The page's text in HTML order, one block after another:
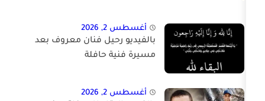
أغسطس 2, 2026
بالفيديو رحيل فنان معروف بعد
مسيرة فنية حافلة
أغسطس 2, 2026